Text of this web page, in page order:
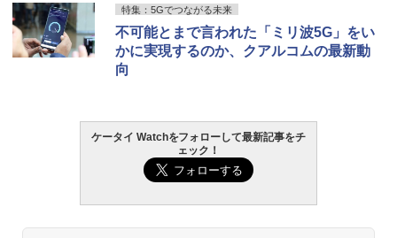
特集：5Gでつながる未来
不可能とまで言われた「ミリ波5G」をい
かに実現するのか、クアルコムの最新動
向
ケータイ Watchをフォローして最新記事をチ
ェック！